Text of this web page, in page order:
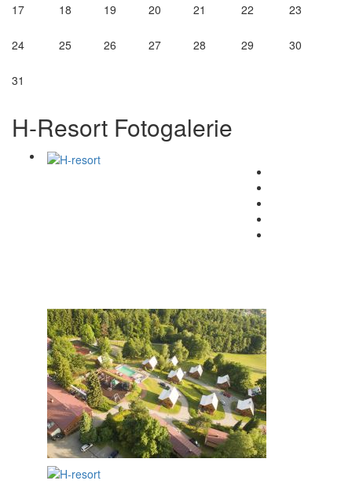
17 18 19 20 21 22 23
24 25 26 27 28 29 30
31
H-Resort Fotogalerie